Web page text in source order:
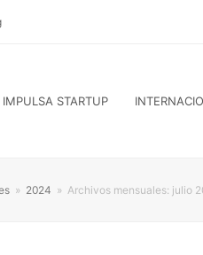
IMPULSA STARTUP
» 2024 » Archivos mensuales: julio